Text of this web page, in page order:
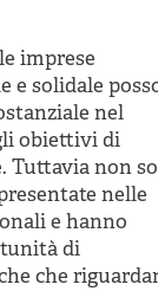
imprese
e solidale
nel
obiettivi di
Tuttavia non
nelle
e hanno
di
che